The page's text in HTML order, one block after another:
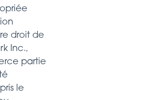
droit de
Inc.,
partie
le